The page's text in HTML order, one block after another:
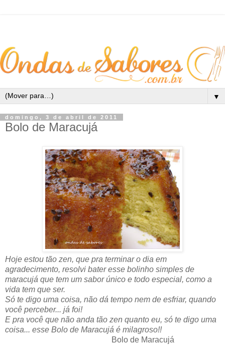
▼
domingo, 3 de abril de 2011
Bolo de Maracujá
Hoje estou tão zen, que pra terminar o dia em
agradecimento, resolvi bater esse bolinho simples de
maracujá que tem um sabor único e todo especial, como a
vida tem que ser.
Só te digo uma coisa, não dá tempo nem de esfriar, quando
você perceber... já foi!
E pra você que não anda tão zen quanto eu, só te digo uma
coisa... esse Bolo de Maracujá é milagroso!!
Bolo de Maracujá